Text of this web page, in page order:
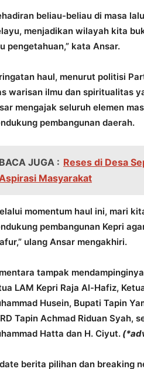
beliau-beliau di masa
menjadikan wilayah kita
pengetahuan,” kata Ansar.
haul, menurut politisi
warisan ilmu dan spiritualitas
mengajak seluruh elemen
pembangunan daerah.
BACA JUGA : Reses di Desa
Masyarakat
momentum haul ini, mari
pembangunan Kepri
ulang Ansar mengakhiri.
tampak
LAM Kepri Raja Al-Hafiz,
Husein, Bupati Tapin
Tapin Achmad Riduan Syah,
Hatta dan H. Ciyut.
berita pilihan dan breaking